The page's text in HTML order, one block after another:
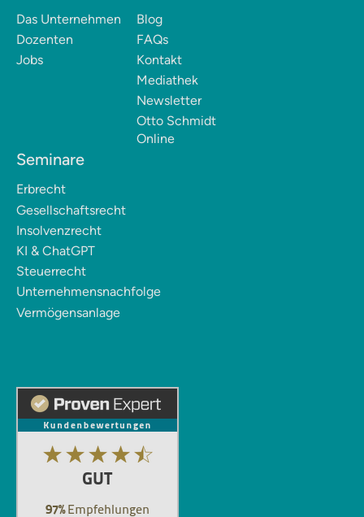
Das Unternehmen
Dozenten
Jobs
Blog
FAQs
Kontakt
Mediathek
Newsletter
Otto Schmidt
Online
Seminare
Erbrecht
Gesellschaftsrecht
Insolvenzrecht
KI & ChatGPT
Steuerrecht
Unternehmensnachfolge
Vermögensanlage